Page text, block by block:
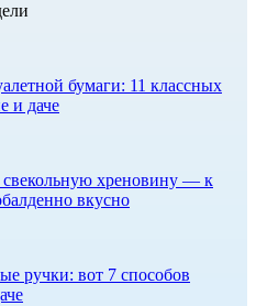
бумаги: 11 классных
и даче
свекольную хреновину — к
вкусно
ручки: вот 7 способов